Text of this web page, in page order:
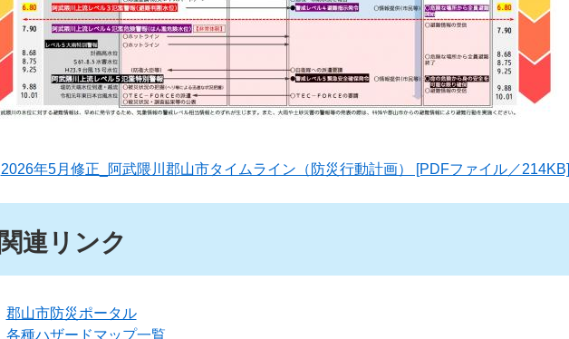
2026年5月修正_阿武隈川郡山市タイムライン（防災行動計画） [PDFファイル／214KB]
関連リンク
郡山市防災ポータル
各種ハザードマップ一覧